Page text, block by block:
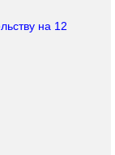
на 12